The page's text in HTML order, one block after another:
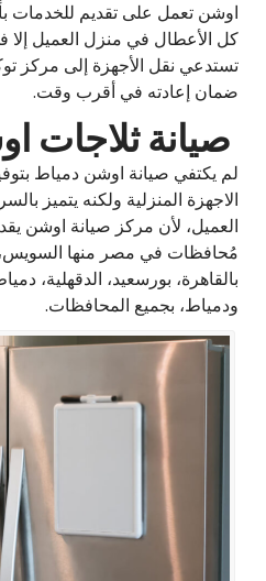
اوشن تعمل على تقديم للخدمات
كل الأعطال في منزل العميل إلا
تستدعي نقل الأجهزة إلى مركز
ضمان إعادته في أقرب وقت.
صيانة ثلاجات
لم يكتفي صيانة اوشن دمياط
الاجهزة المنزلية ولكنه يتميز
العميل، لأن مركز صيانة اوشن
مُحافظات في مصر منها السويس،
بالقاهرة، بورسعيد، الدقهلية،
ودمياط، بجميع المحافظات.